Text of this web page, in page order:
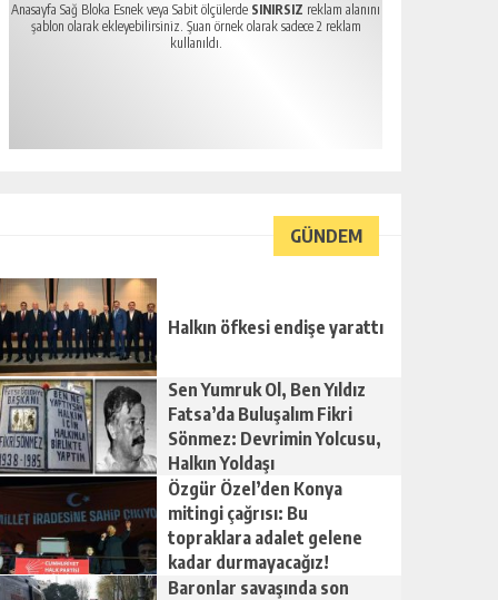
Anasayfa Sağ Bloka Esnek veya Sabit ölçülerde SINIRSIZ reklam alanını
şablon olarak ekleyebilirsiniz. Şuan örnek olarak sadece 2 reklam
kullanıldı.
GÜNDEM
Halkın öfkesi endişe yarattı
Sen Yumruk Ol, Ben Yıldız
Fatsa’da Buluşalım Fikri
Sönmez: Devrimin Yolcusu,
Halkın Yoldaşı
Özgür Özel’den Konya
mitingi çağrısı: Bu
topraklara adalet gelene
kadar durmayacağız!
Baronlar savaşında son